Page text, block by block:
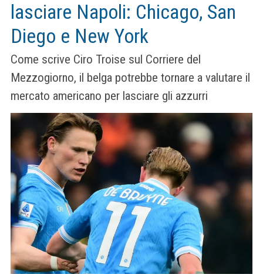
lasciare Napoli: Chicago, San
Diego e New York
Come scrive Ciro Troise sul Corriere del
Mezzogiorno, il belga potrebbe tornare a valutare il
mercato americano per lasciare gli azzurri